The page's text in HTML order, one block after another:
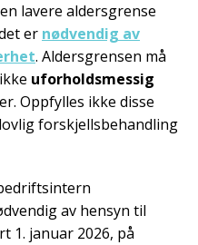
lavere aldersgrense
er nødvendig av
. Aldersgrensen må
uforholdsmessig
Oppfylles ikke disse
forskjellsbehandling
av hensyn til
1. januar 2026, på